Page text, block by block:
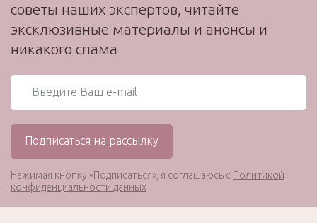
советы наших экспертов, читайте
эксклюзивные материалы и анонсы и
никакого спама
Нажимая кнопку «Подписаться», я соглашаюсь с Политикой
конфиденциальности данных